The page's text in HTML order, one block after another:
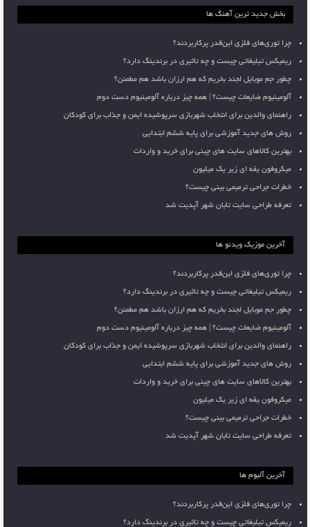
بخش جدید ترین آهنگ ها
چرا توری‌های فلزی این‌قدر پرکاربردند؟
ریمیکس تبلیغاتی چیست و چه تاثیری در برندینگ دارد؟
چطور جم موبایل لجند بخریم که هم ارزان باشد هم مطمئن؟
آلومینیوم ضایعات چیست؟ | همه چیز درباره آلومینیوم دست دوم
راهنمای والدین برای انتخاب شهربازی سرپوشیده ایمن و جذاب برای کودکان
روش های جدید آموزشی برای پایه ششم ابتدایی
بهترین کالاهای سایت های چینی برای خرید و واردات
میکروفون یقه ای زیر یک میلیون
خطرات جراحی ترمیمی بینی چیست؟
تعرفه طراحی سایت تابان شهر آپدیت شد
آخرین موزیک ویدئو ها
چرا توری‌های فلزی این‌قدر پرکاربردند؟
ریمیکس تبلیغاتی چیست و چه تاثیری در برندینگ دارد؟
چطور جم موبایل لجند بخریم که هم ارزان باشد هم مطمئن؟
آلومینیوم ضایعات چیست؟ | همه چیز درباره آلومینیوم دست دوم
راهنمای والدین برای انتخاب شهربازی سرپوشیده ایمن و جذاب برای کودکان
روش های جدید آموزشی برای پایه ششم ابتدایی
بهترین کالاهای سایت های چینی برای خرید و واردات
میکروفون یقه ای زیر یک میلیون
خطرات جراحی ترمیمی بینی چیست؟
تعرفه طراحی سایت تابان شهر آپدیت شد
آخرین آلبوم ها
چرا توری‌های فلزی این‌قدر پرکاربردند؟
ریمیکس تبلیغاتی چیست و چه تاثیری در برندینگ دارد؟